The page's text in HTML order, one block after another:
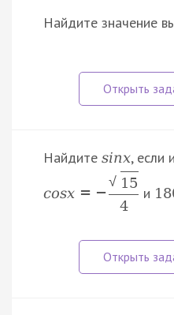
Найдите значение
Найдите sinx, если
cosx = −
√ 15
4
и